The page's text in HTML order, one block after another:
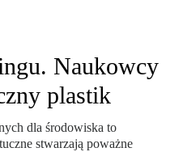
Naukowcy
plastik
dla środowiska to
stwarzają poważne